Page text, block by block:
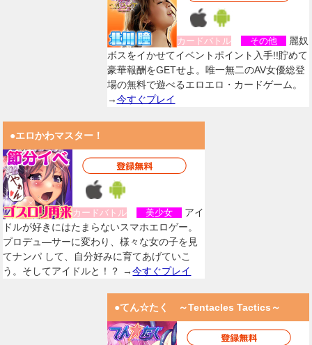
カードバトル その他
麗奴
ボスをイかせてイベントポイント入手!!貯めて
豪華報酬をGETせよ。唯一無二のAV女優総登
場の無料で遊べるエロエロ・カードゲーム。
→今すぐプレイ
●エロかわマスター！
カードバトル 美少女
アイ
ドルが好きにはたまらないスマホエロゲー。
プロデュ―サーに変わり、様々な女の子を見
てナンパ して、自分好みに育てあげていこ
う。そしてアイドルと！？ →今すぐプレイ
●てん☆たく ～Tentacles Tactics～